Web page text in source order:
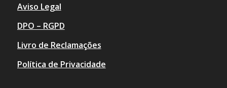
Aviso Legal
DPO – RGPD
Livro de Reclamações
Política de Privacidade